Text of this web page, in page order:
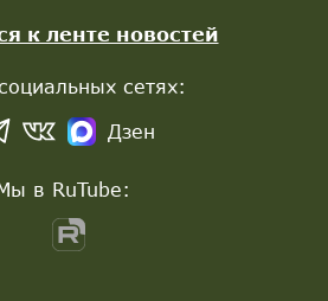
к ленте новостей
сетях:
Дзен
в RuTube: